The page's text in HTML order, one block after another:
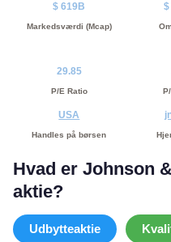
$ 619B
Markedsværdi (Mcap)
29.85
P/E Ratio
USA
Handles på børsen
Hvad er Johnson
aktie?
Udbytteaktie